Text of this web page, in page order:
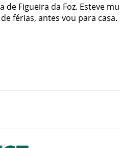
de Figueira da Foz. Esteve
deférias, antes vou para casa.